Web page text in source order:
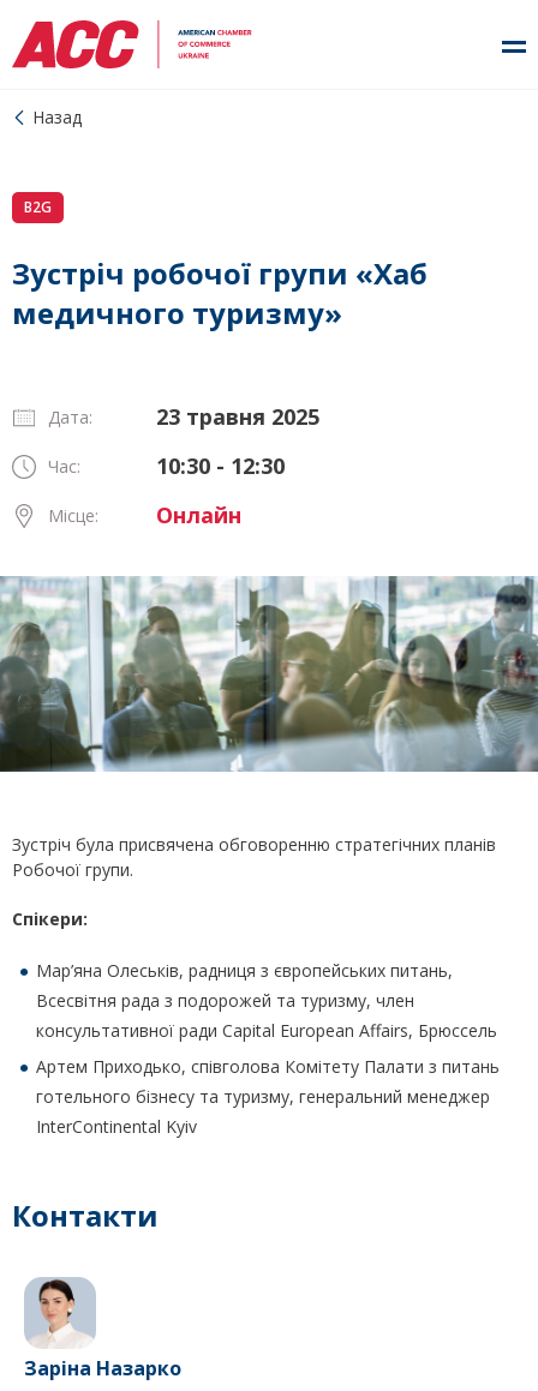
Назад
B2G
Зустріч робочої групи «Хаб
медичного туризму»
Дата: 23 травня 2025
Час: 10:30 - 12:30
Місце: Онлайн
Зустріч була присвячена обговоренню стратегічних планів
Робочої групи.
Спікери:
Мар’яна Олеськів, радниця з європейських питань,
Всесвітня рада з подорожей та туризму, член
консультативної ради Capital European Affairs, Брюссель
Артем Приходько, співголова Комітету Палати з питань
готельного бізнесу та туризму, генеральний менеджер
InterContinental Kyiv
Контакти
Заріна Назарко